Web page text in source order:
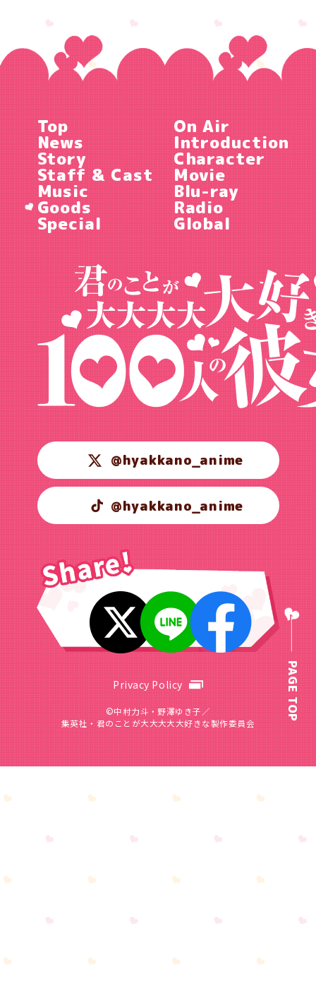
Top On Air
News Introduction
Story Character
Staff & Cast Movie
Music Blu-ray
Goods Radio
Special Global
@hyakkano_anime
@hyakkano_anime
Privacy Policy
©中村力斗・野澤ゆき子／
集英社・君のことが大大大大大好きな製作委員会
PAGE TOP